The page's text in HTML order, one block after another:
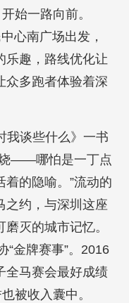
始一路向前。
心南广场出发，
乐趣，路线优化让
众多跑者体验着深
我谈些什么》一书
烧——哪怕是一丁点
着的隐喻。”流动的
之约，与深圳这座
灭的城市记忆。
“金牌赛事”。2016
全马赛会最好成绩
被收入囊中。